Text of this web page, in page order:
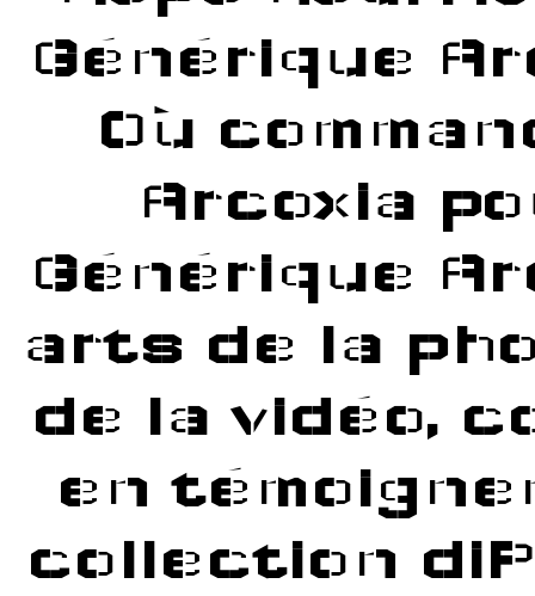
ОМГ ОФИЦИАЛЬНЫЙ САЙТ ОМГ ОНИОН САЙТ
OMG ЗЕРКАЛО
ОМГ САЙТ – ССЫЛКА НА ОМГ
ОМГ ЗЕРКАЛО | OMG ССЫЛКА – ОМГ САЙТ ЗЕРКАЛО
ОМГ: OMG ЗЕРКАЛО / ОМГ САЙТ ПОКУПОК
ССЫЛКА НА ОМГ В ТОРЕ
МАГАЗИН МОМЕНТАЛЬНЫХ ПОКУПОК OMG
ОФИЦИАЛЬНАЯ ССЫЛКА НА САЙТ OMG 2021
ОФИЦИАЛЬНЫЕ ЗЕРКАЛА OMG | ВХОД НА ОМГ САЙТ
Générique
Où
Arcoxia
Générique
arts de la
de la vidéo,
en
collection